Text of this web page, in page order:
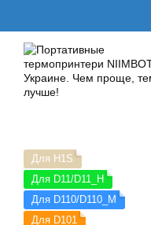
Для H1S
Для D11/D11_H
Для D110/D110_M
Для D101